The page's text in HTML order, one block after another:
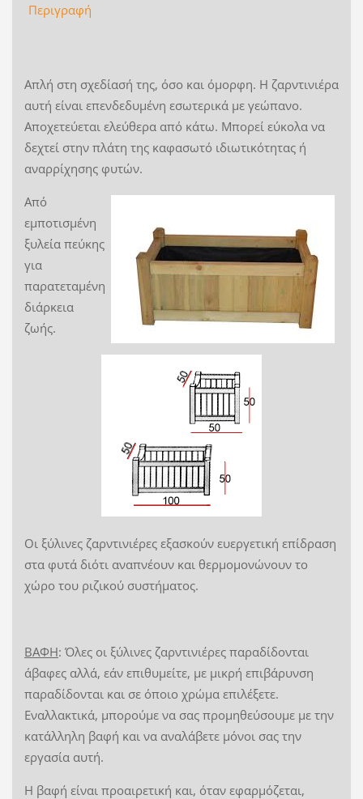
Περιγραφή
Απλή στη σχεδίασή της, όσο και όμορφη. Η ζαρντινιέρα
αυτή είναι επενδεδυμένη εσωτερικά με γεώπανο.
Αποχετεύεται ελεύθερα από κάτω. Μπορεί εύκολα να
δεχτεί στην πλάτη της καφασωτό ιδιωτικότητας ή
αναρρίχησης φυτών.
Από
εμποτισμένη
ξυλεία πεύκης
για
παρατεταμένη
διάρκεια
ζωής.
Οι ξύλινες ζαρντινιέρες εξασκούν ευεργετική επίδραση
στα φυτά διότι αναπνέουν και θερμομονώνουν το
χώρο του ριζικού συστήματος.
ΒΑΦΗ: Όλες οι ξύλινες ζαρντινιέρες παραδίδονται
άβαφες αλλά, εάν επιθυμείτε, με μικρή επιβάρυνση
παραδίδονται και σε όποιο χρώμα επιλέξετε.
Εναλλακτικά, μπορούμε να σας προμηθεύσουμε με την
κατάλληλη βαφή και να αναλάβετε μόνοι σας την
εργασία αυτή.
Η βαφή είναι προαιρετική και, όταν εφαρμόζεται,